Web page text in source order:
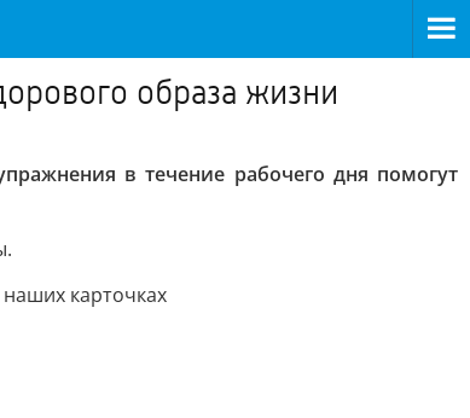
образа жизни
в течение рабочего дня помогут
карточках